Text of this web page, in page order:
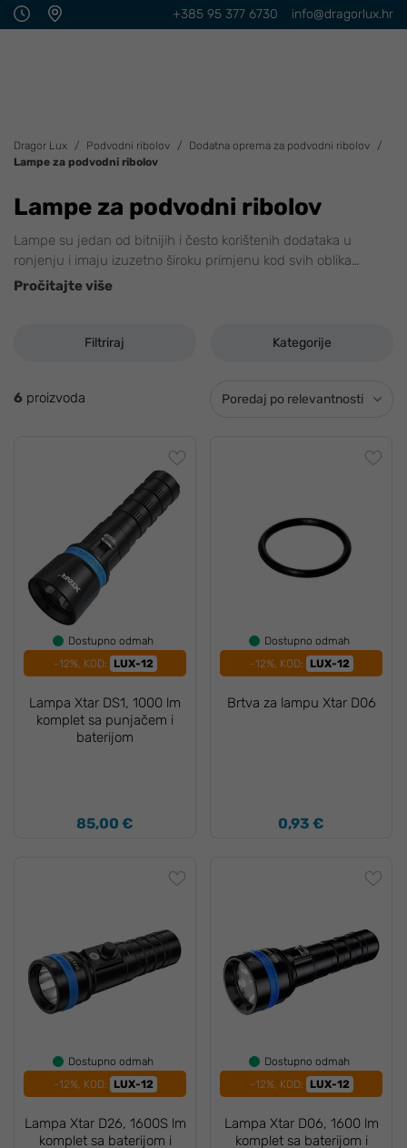
info@dragorlux.hr
+385 95 377 6730
Dragor Lux Podvodni ribolov
Dodatna oprema za podvodni ribolov
Lampe za podvodni ribolov
Lampe za podvodni ribolov
Lampe su jedan od bitnijih i često korištenih dodataka u
ronjenju i imaju izuzetno široku primjenu kod svih oblika…
Pročitajte više
Filtriraj Kategorije
6 proizvoda Poredaj po relevantnosti
Dostupno odmah
-12%, KOD:
LUX-12
Lampa Xtar DS1, 1000 lm
komplet sa punjačem i
baterijom
85,00 €
Dostupno odmah
-12%, KOD:
LUX-12
Brtva za lampu Xtar D06
0,93 €
Dostupno odmah
-12%, KOD:
LUX-12
Lampa Xtar D26, 1600S lm
komplet sa baterijom i
Dostupno odmah
-12%, KOD:
LUX-12
Lampa Xtar D06, 1600 lm
komplet sa baterijom i